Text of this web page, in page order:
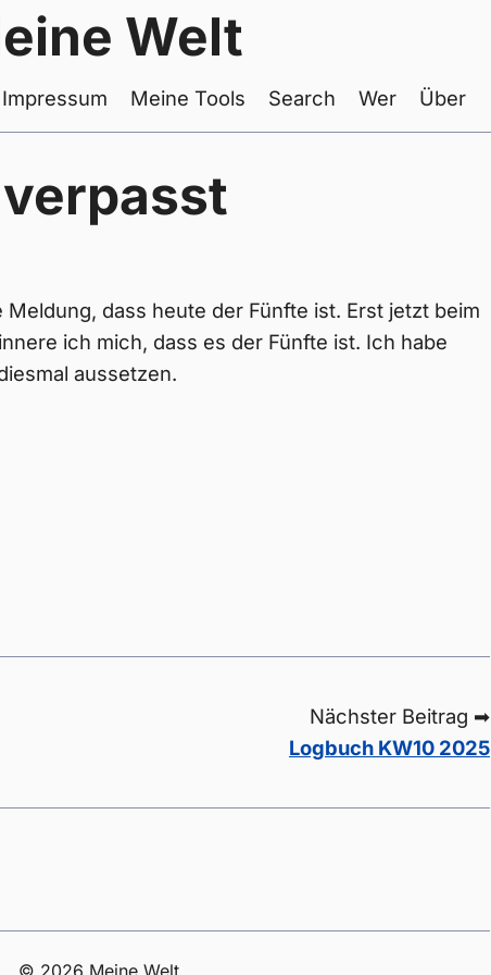
Welt
Impressum Meine Tools Search Wer Über
verpasst
dass heute der Fünfte ist. Erst jetzt beim
ich mich, dass es der Fünfte ist. Ich habe
aussetzen.
Nächster Beitrag ➡
Logbuch KW10 2025
© 2026 Meine Welt